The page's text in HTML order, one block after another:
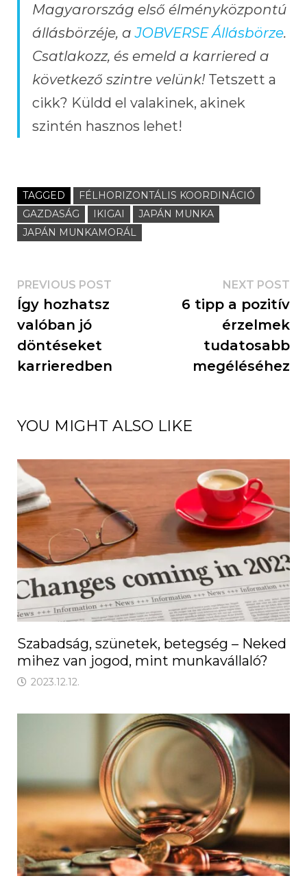
Magyarország első élményközpontú
állásbörzéje, aJOBVERSE Állásbörze.
Csatlakozz, és emeld a karriered a
következő szintre velünk! Tetszett a
cikk? Küldd el valakinek, akinek
szintén hasznos lehet!
TAGGED
FÉLHORIZONTÁLIS KOORDINÁCIÓ
GAZDASÁG
IKIGAI
JAPÁN MUNKA
JAPÁN MUNKAMORÁL
PREVIOUS POST
Így hozhatsz
valóban jó
döntéseket
karrieredben
NEXT POST
6 tipp a pozitív
érzelmek
tudatosabb
megéléséhez
YOU MIGHT ALSO LIKE
Szabadság, szünetek, betegség – Neked
mihez van jogod, mint munkavállaló?
2023.12.12.